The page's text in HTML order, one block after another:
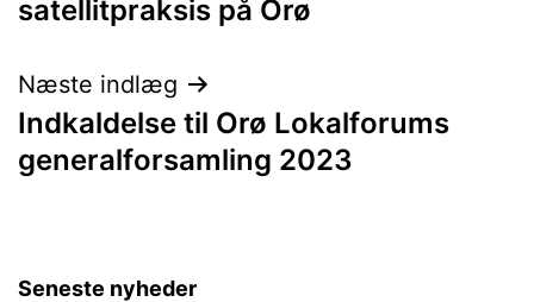
satellitpraksis på Orø
Næste indlæg
Indkaldelse til Orø Lokalforums
generalforsamling 2023
Seneste nyheder